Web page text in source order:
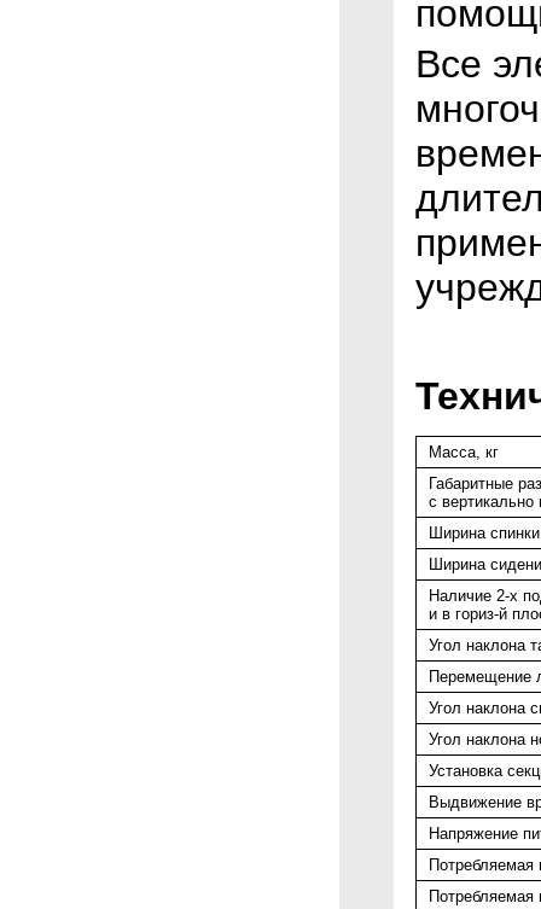
Все
Масса, кг
Габаритные
с
Ширина спинки
Ширина
Наличие 2-х
и в гориз-й
Угол наклона
Перемещение
Угол наклона
Угол наклона
Установка
Выдвижение
Напряжение
Потребляемая